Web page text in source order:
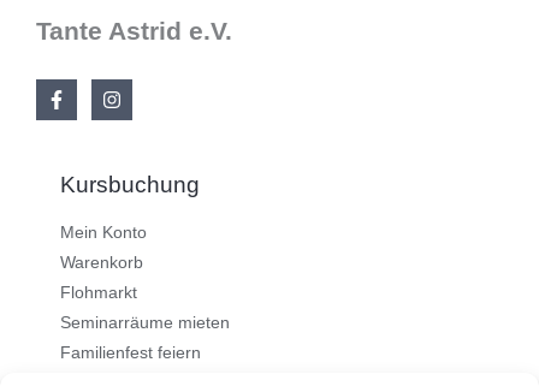
Tante Astrid e.V.
Kursbuchung
Mein Konto
Warenkorb
Flohmarkt
Seminarräume mieten
Familienfest feiern